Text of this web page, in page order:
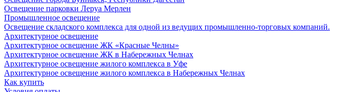
Освещение парковки Леруа Мерлен
Промышленное освещение
Освещение складского комплекса для одной из ведущих промышленно-торговых компаний.
Архитектурное освещение
Архитектурное освещение ЖК «Красные Челны»
Архитектурное освещение ЖК в Набережных Челнах
Архитектурное освещение жилого комплекса в Уфе
Архитектурное освещение жилого комплекса в Набережных Челнах
Как купить